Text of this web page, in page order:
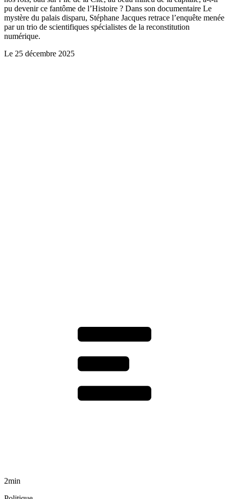
pu devenir ce fantôme de l’Histoire ? Dans son documentaire Le
mystère du palais disparu, Stéphane Jacques retrace l’enquête menée
par un trio de scientifiques spécialistes de la reconstitution
numérique.
Le 25 décembre 2025
2min